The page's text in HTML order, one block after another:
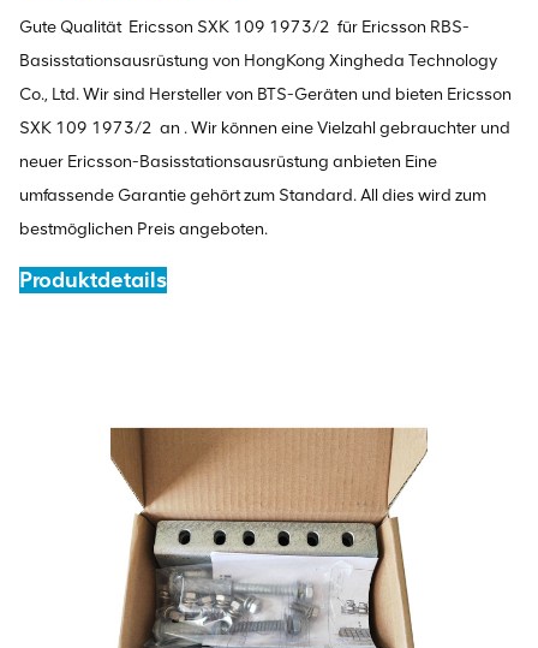
Gute Qualität Ericsson SXK 109 1973/2 für Ericsson RBS-
Basisstationsausrüstung von HongKong Xingheda Technology
Co., Ltd. Wir sind Hersteller von BTS-Geräten und bieten Ericsson
SXK 109 1973/2 an . Wir können eine Vielzahl gebrauchter und
neuer Ericsson-Basisstationsausrüstung anbieten Eine
umfassende Garantie gehört zum Standard. All dies wird zum
bestmöglichen Preis angeboten.
Produktdetails